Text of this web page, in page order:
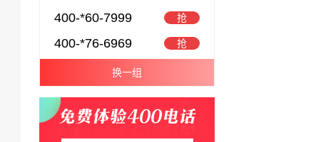
400-*60-7999 抢
400-*76-6969 抢
换一组